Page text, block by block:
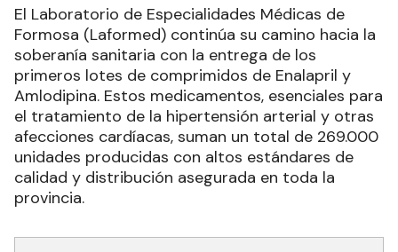
El Laboratorio de Especialidades Médicas de
Formosa (Laformed) continúa su camino hacia la
soberanía sanitaria con la entrega de los
primeros lotes de comprimidos de Enalapril y
Amlodipina. Estos medicamentos, esenciales para
el tratamiento de la hipertensión arterial y otras
afecciones cardíacas, suman un total de 269.000
unidades producidas con altos estándares de
calidad y distribución asegurada en toda la
provincia.